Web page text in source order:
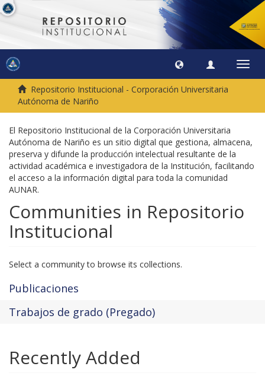
Repositorio Institucional - Corporación Universitaria
Autónoma de Nariño
El Repositorio Institucional de la Corporación Universitaria
Autónoma de Nariño es un sitio digital que gestiona, almacena,
preserva y difunde la producción intelectual resultante de la
actividad académica e investigadora de la Institución, facilitando
el acceso a la información digital para toda la comunidad
AUNAR.
Communities in Repositorio
Institucional
Select a community to browse its collections.
Publicaciones
Trabajos de grado (Pregado)
Recently Added